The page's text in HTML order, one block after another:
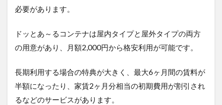
必要があります。
ドッとあ～るコンテナは屋内タイプと屋外タイプの両方
の用意があり、月額2,000円から格安利用が可能です。
長期利用する場合の特典が大きく、最大6ヶ月間の賃料が
半額になったり、家賃2ヶ月分相当の初期費用が割引され
るなどのサービスがあります。